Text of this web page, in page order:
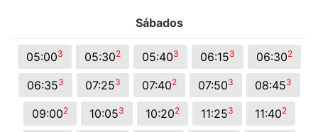
Sábados
05:003 05:302 05:403 06:153 06:302
06:353 07:253 07:402 07:503 08:453
09:002 10:053 10:202 11:253 11:402